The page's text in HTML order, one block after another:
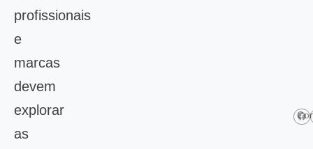
profissionais
e
marcas
devem
explorar
as